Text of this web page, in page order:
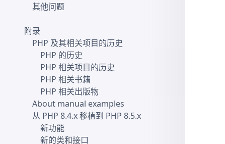
其他问题
附录
PHP 及其相关项目的历史
PHP 的历史
PHP 相关项目的历史
PHP 相关书籍
PHP 相关出版物
About manual examples
从 PHP 8.4.x 移植到 PHP 8.5.x
新功能
新的类和接口